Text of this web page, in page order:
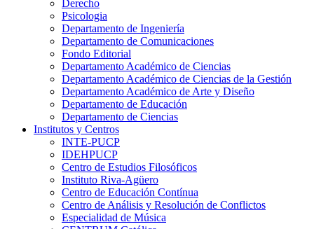
Derecho
Psicologia
Departamento de Ingeniería
Departamento de Comunicaciones
Fondo Editorial
Departamento Académico de Ciencias
Departamento Académico de Ciencias de la Gestión
Departamento Académico de Arte y Diseño
Departamento de Educación
Departamento de Ciencias
Institutos y Centros
INTE-PUCP
IDEHPUCP
Centro de Estudios Filosóficos
Instituto Riva-Agüero
Centro de Educación Contínua
Centro de Análisis y Resolución de Conflictos
Especialidad de Música